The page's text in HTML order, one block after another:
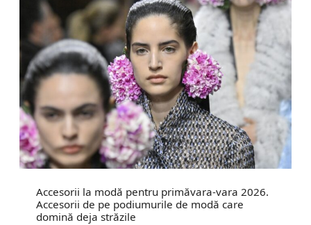
Accesorii la modă pentru primăvara-vara 2026.
Accesorii de pe podiumurile de modă care
domină deja străzile